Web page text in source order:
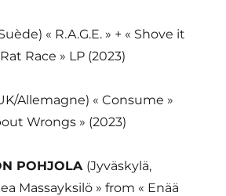
« R.A.G.E. » + « Shove it
Race » LP (2023)
Allemagne) « Consume »
Wrongs » (2023)
POHJOLA (Jyväskylä,
Massayksilö » from « Enää